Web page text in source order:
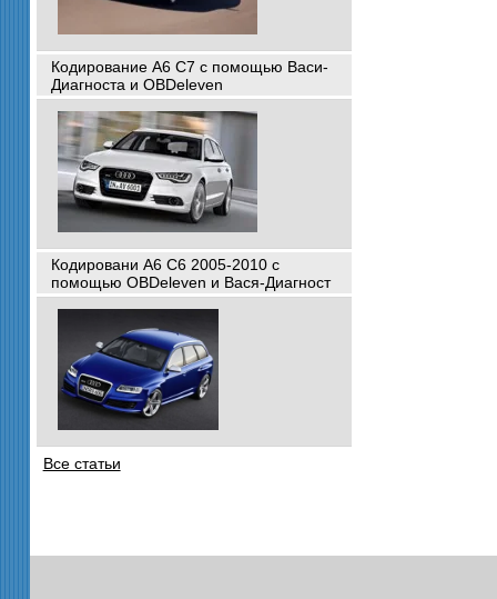
Кодирование A6 C7 с помощью Васи-
Диагноста и OBDeleven
Кодировани A6 C6 2005-2010 с
помощью OBDeleven и Вася-Диагност
Все статьи